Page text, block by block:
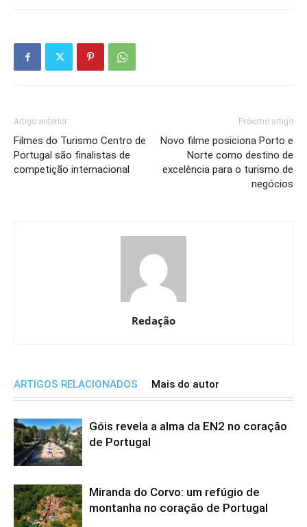
Artigo anterior
Filmes do Turismo Centro de
Portugal são finalistas de
competição internacional
Próximo artigo
Novo filme posiciona Porto e
Norte como destino de
excelência para o turismo de
negócios
Redação
ARTIGOS RELACIONADOS Mais do autor
Góis revela a alma da EN2 no coração
de Portugal
Miranda do Corvo: um refúgio de
montanha no coração de Portugal